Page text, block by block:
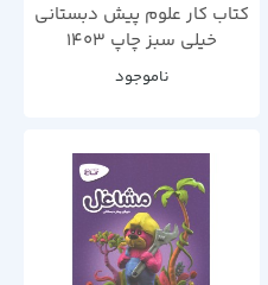
کتاب کار علوم پیش دبستانی
خیلی سبز چاپ 1403
ناموجود